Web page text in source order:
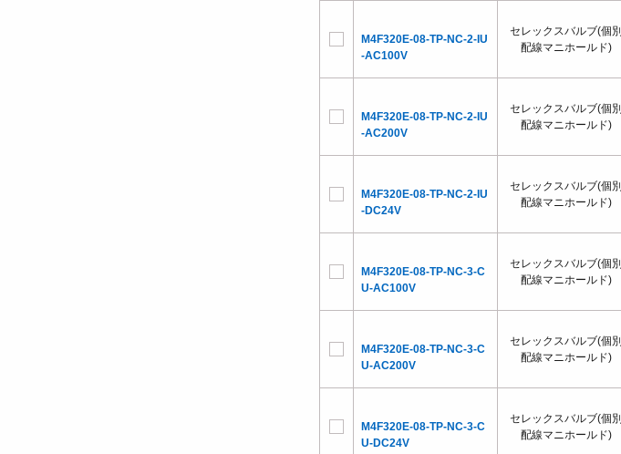
M4F320E-08-TP-NC-2-IU
-AC100V
M4F320E-08-TP-NC-2-IU
-AC200V
M4F320E-08-TP-NC-2-IU
-DC24V
M4F320E-08-TP-NC-3-C
U-AC100V
M4F320E-08-TP-NC-3-C
U-AC200V
M4F320E-08-TP-NC-3-C
U-DC24V
セレックスバルブ(個別
配線マニホールド)
セレックスバルブ(個別
配線マニホールド)
セレックスバルブ(個別
配線マニホールド)
セレックスバルブ(個別
配線マニホールド)
セレックスバルブ(個別
配線マニホールド)
セレックスバルブ(個別
配線マニホールド)